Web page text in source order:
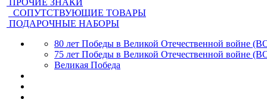
ПРОЧИЕ ЗНАКИ
СОПУТСТВУЮЩИЕ ТОВАРЫ
ПОДАРОЧНЫЕ НАБОРЫ
80 лет Победы в Великой Отечественной войне
75 лет Победы в Великой Отечественной войне
Великая Победа